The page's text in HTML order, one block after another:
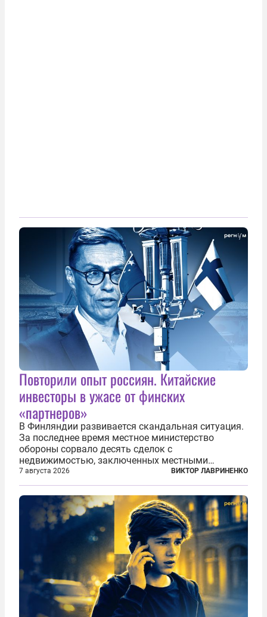
Повторили опыт россиян. Китайские
инвесторы в ужасе от финских
«партнеров»
В Финляндии развивается скандальная ситуация.
За последнее время местное министерство
обороны сорвало десять сделок с
недвижимостью, заключенных местными
фирмами с китайским капиталом. Чиновники
заявили, что они могли заключаться с целью
создания в Финляндии шпионской сети, чтобы
следить за...
7 августа 2026 ВИКТОР ЛАВРИНЕНКО